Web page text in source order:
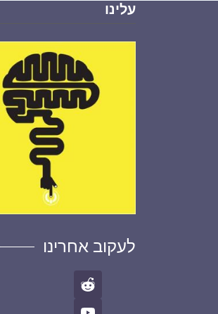
עלינו
לעקוב אחרינו